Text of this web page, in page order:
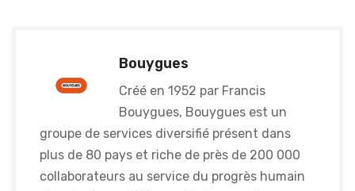
Bouygues
Créé en 1952 par Francis
Bouygues, Bouygues est un
groupe de services diversifié présent dans
plus de 80 pays et riche de près de 200 000
collaborateurs au service du progrès humain